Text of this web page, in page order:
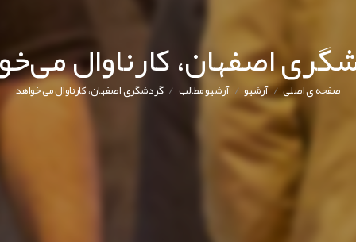
اصفهان، کارناوالصفحه ی اصلی/آرشیو/آرشیو مطالب / گردشگری اصفهان، کارناوال می‌خواهد